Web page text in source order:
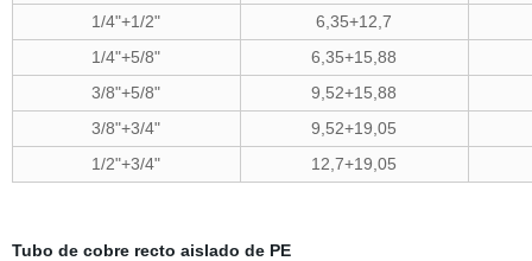
1/4"+1/2"
6,35+12,7
1/4"+5/8"
6,35+15,88
3/8"+5/8"
9,52+15,88
3/8"+3/4"
9,52+19,05
1/2"+3/4"
12,7+19,05
Tubo de cobre recto aislado de PE